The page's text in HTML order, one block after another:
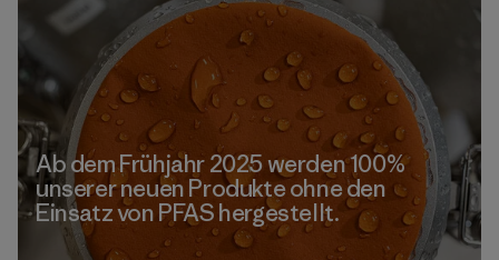
Ab dem Frühjahr 2025 werden 100%
unserer neuen Produkte ohne den
Einsatz von PFAS hergestellt.